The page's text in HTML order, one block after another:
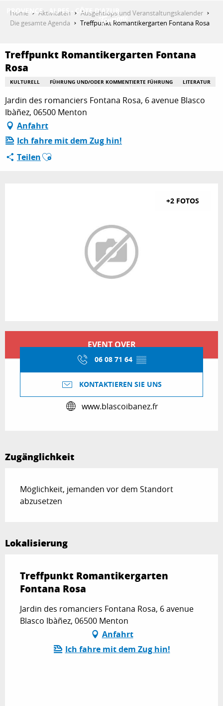
contenu
AKTIVITÄTEN
AUFENTHALT
ESPACE PRO
Home Aktivitäten
Ausgehtipps und Veranstaltungskalender
Die gesamte Agenda
Treffpunkt Romantikergarten Fontana Rosa
Treffpunkt Romantikergarten Fontana
Rosa
KULTURELL FÜHRUNG UND/ODER KOMMENTIERTE FÜHRUNG LITERATUR
Jardin des romanciers Fontana Rosa, 6 avenue Blasco
Ibàñez, 06500 Menton
Anfahrt
Ich fahre mit dem Zug hin!
TeilenAjouter aux favoris
+2 FOTOS
EVENT OVER
06 08 71 64 ▒▒
KONTAKTIEREN SIE UNS
www.blascoibanez.fr
Zugänglichkeit
Möglichkeit, jemanden vor dem Standort
abzusetzen
Lokalisierung
Treffpunkt Romantikergarten
Fontana Rosa
Jardin des romanciers Fontana Rosa, 6 avenue
Blasco Ibàñez, 06500 Menton
Anfahrt
Ich fahre mit dem Zug hin!